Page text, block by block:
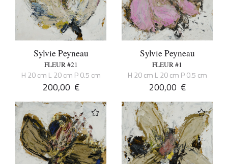
Sylvie Peyneau
FLEUR #21
H 20 cm L 20 cm P 0.5 cm
200,00 €
Sylvie Peyneau
FLEUR #1
H 20 cm L 20 cm P 0.5 cm
200,00 €